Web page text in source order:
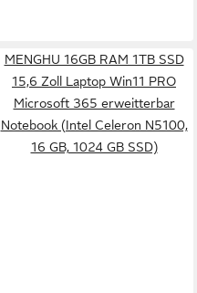
MENGHU 16GB RAM 1TB SSD
15,6 Zoll Laptop Win11 PRO
Microsoft 365 erweitterbar
Notebook (Intel Celeron N5100,
16 GB, 1024 GB SSD)